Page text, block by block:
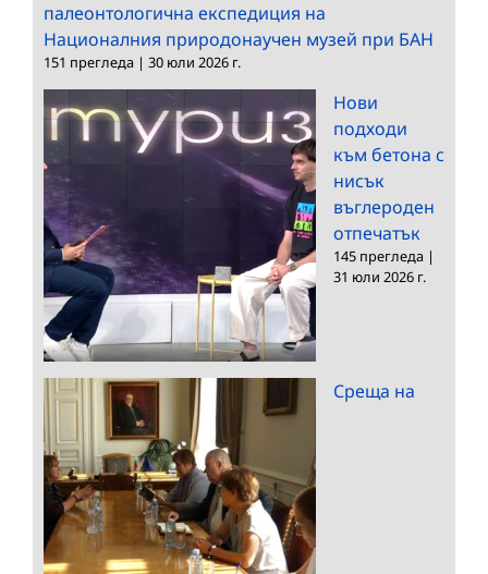
палеонтологична експедиция на
Националния природонаучен музей при БАН
151 прегледа | 30 юли 2026 г.
Нови
подходи
към бетона с
нисък
въглероден
отпечатък
145 прегледа |
31 юли 2026 г.
Среща на